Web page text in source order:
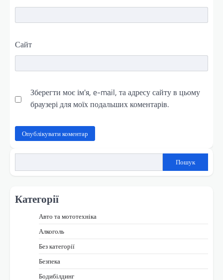
Сайт
Зберегти моє ім'я, e-mail, та адресу сайту в цьому
браузері для моїх подальших коментарів.
Пошук
Категорії
Авто та мототехніка
Алкоголь
Без категорії
Безпека
Бодибілдинг